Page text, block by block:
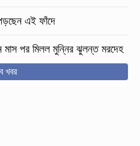
পড়ছেন এই ফাঁদে
মাস পর মিলল মুন্নির ঝুলন্ত মরদেহ
খবর